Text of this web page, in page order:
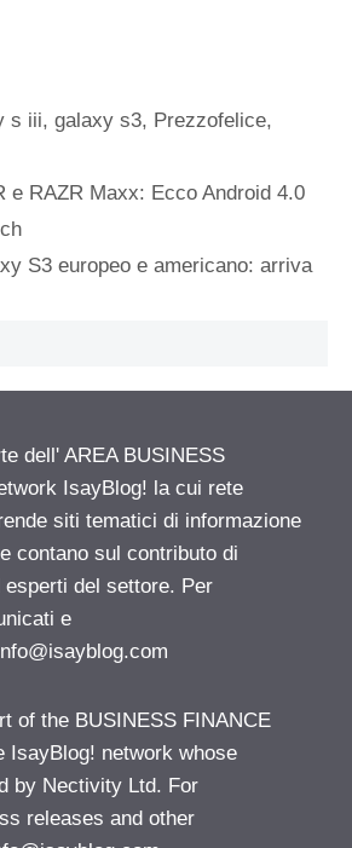
s iii,galaxy s3, Prezzofelice,
e RAZR Maxx: Ecco Android 4.0
S3 europeo e americano: arriva
dell' AREA BUSINESS
IsayBlog! la cui rete
siti tematici di informazione
contano sul contributo di
esperti del settore. Per
e
of the BUSINESS FINANCE
IsayBlog! network whose
by Nectivity Ltd. For
releases and other